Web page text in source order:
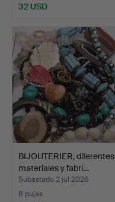
32 USD
BIJOUTERIER, diferentes
materiales y fabri…
Subastado 2 jul 2026
8 pujas